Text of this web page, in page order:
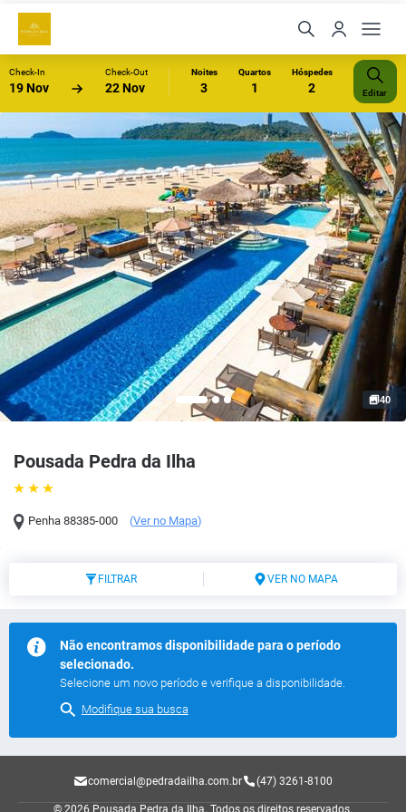
Check-In
19 Nov
Check-Out
22 Nov
Noites
3
Quartos
1
Hóspedes
2 Editar
Pousada Pedra da Ilha
Penha 88385-000 (Ver no Mapa)
40
FILTRAR VER NO MAPA
Não encontramos disponibilidade para o período
selecionado.
Selecione um novo período e verifique a disponibilidade.
Modifique sua busca
comercial@pedradailha.com.br (47) 3261-8100
© 2026 Pousada Pedra da Ilha. Todos os direitos reservados.